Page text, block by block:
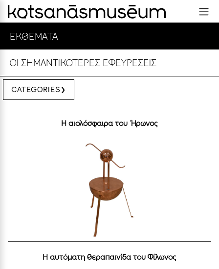
ΕΚΘΕΜΑΤΑ
ΟΙ ΣΗΜΑΝΤΙΚΟΤΕΡΕΣ ΕΦΕΥΡΕΣΕΙΣ
CATEGORIES
Η αιολόσφαιρα του Ήρωνος
Η αυτόματη θεραπαινίδα του Φίλωνος